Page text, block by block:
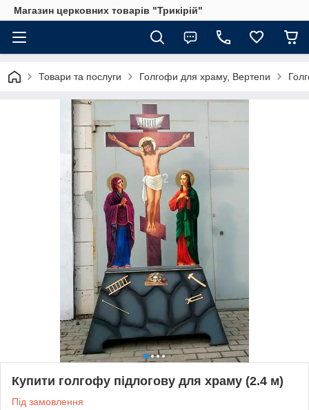
Магазин церковних товарів "Трикірій"
Товари та послуги Голгофи для храму, Вертепи
Купити голгофу підлогову для храму (2.4 м)
Під замовлення